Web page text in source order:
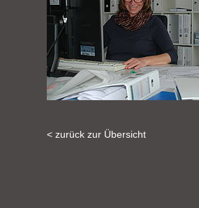
< zurück zur Übersicht